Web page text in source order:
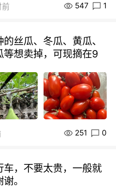
前 547 1
丝瓜、冬瓜、黄瓜、
等想卖掉，可现摘在9
251 0
，不要太贵，一般就
。